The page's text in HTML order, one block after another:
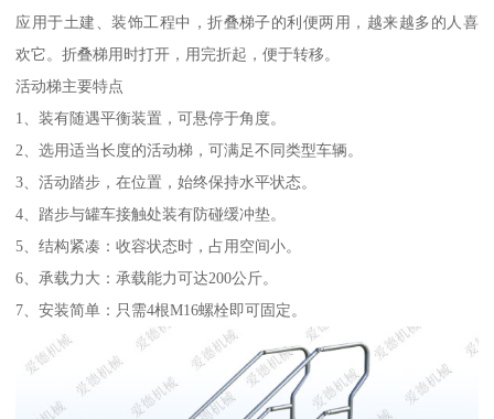
应用于土建、装饰工程中，折叠梯子的利便两用，越来越多的人喜
欢它。折叠梯用时打开，用完折起，便于转移。
活动梯主要特点
1、装有随遇平衡装置，可悬停于角度。
2、选用适当长度的活动梯，可满足不同类型车辆。
3、活动踏步，在位置，始终保持水平状态。
4、踏步与罐车接触处装有防碰缓冲垫。
5、结构紧凑：收容状态时，占用空间小。
6、承载力大：承载能力可达200公斤。
7、安装简单：只需4根M16螺栓即可固定。